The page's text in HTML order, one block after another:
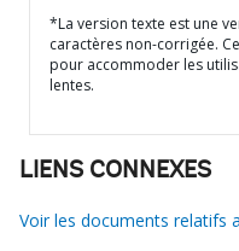
*La version texte est une
caractères non-corrigée.
pour accommoder les
lentes.
LIENS CONNEXES
Voir les documents relatifs